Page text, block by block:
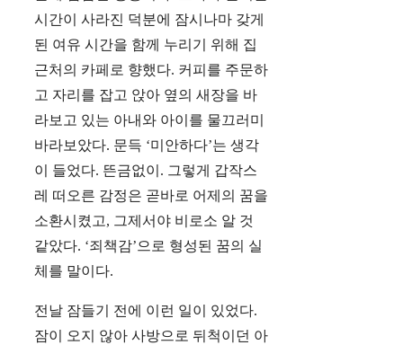
시간이 사라진 덕분에 잠시나마 갖게
된 여유 시간을 함께 누리기 위해 집
근처의 카페로 향했다. 커피를 주문하
고 자리를 잡고 앉아 옆의 새장을 바
라보고 있는 아내와 아이를 물끄러미
바라보았다. 문득 ‘미안하다’는 생각
이 들었다. 뜬금없이. 그렇게 갑작스
레 떠오른 감정은 곧바로 어제의 꿈을
소환시켰고, 그제서야 비로소 알 것
같았다. ‘죄책감’으로 형성된 꿈의 실
체를 말이다.
전날 잠들기 전에 이런 일이 있었다.
잠이 오지 않아 사방으로 뒤척이던 아